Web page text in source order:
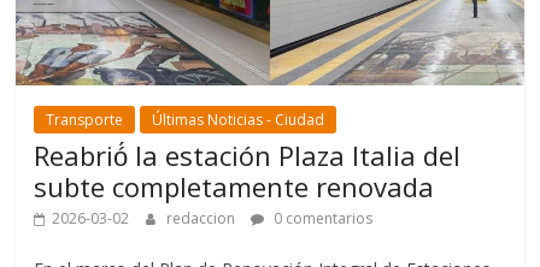
Transporte Últimas Noticias - Ciudad
Reabrió́ la estación Plaza Italia del
subte completamente renovada
2026-03-02 redaccion 0 comentarios